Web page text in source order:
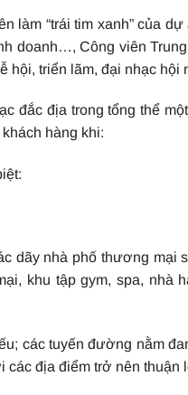
làm “trái tim xanh” của
doanh…, Công viên
hội, triển lãm, đại nhạc hội
đắc địa trong tổng thể
hàng khi:
dãy nhà phố thương mại
khu tập gym, spa, nhà
các tuyến đường nằm
các địa điểm trở nên thuận